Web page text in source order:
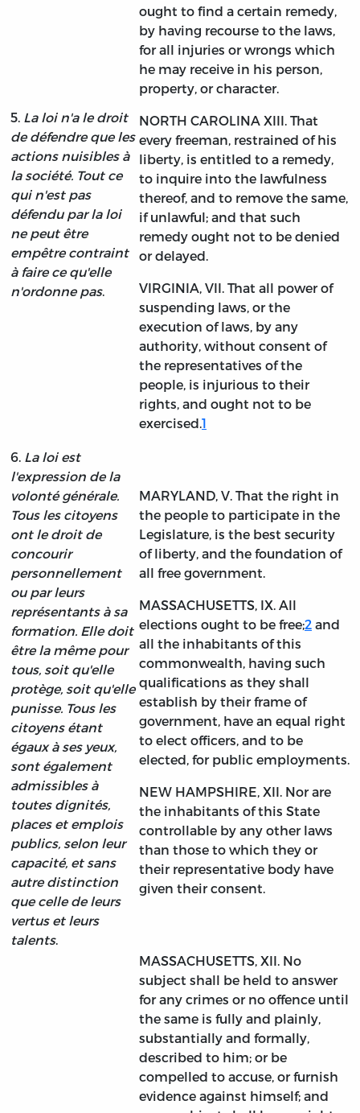
5. La loi n'a le droit
de défendre que les
actions nuisibles à
la société. Tout ce
qui n'est pas
défendu par la loi
ne peut être
empêtre contraint
à faire ce qu'elle
n'ordonne pas.
ought to find a certain remedy,
by having recourse to the laws,
for all injuries or wrongs which
he may receive in his person,
property, or character.
NORTH CAROLINA XIII. That
every freeman, restrained of his
liberty, is entitled to a remedy,
to inquire into the lawfulness
thereof, and to remove the same,
if unlawful; and that such
remedy ought not to be denied
or delayed.
VIRGINIA, VII. That all power of
suspending laws, or the
execution of laws, by any
authority, without consent of
the representatives of the
people, is injurious to their
rights, and ought not to be
exercised. 1
6. La loi est
l'expression de la
volonté générale.
Tous les citoyens
ont le droit de
concourir
personnellement
ou par leurs
représentants à sa
formation. Elle doit
être la même pour
tous, soit qu'elle
protège, soit qu'elle
punisse. Tous les
citoyens étant
égaux à ses yeux,
sont également
admissibles à
toutes dignités,
places et emplois
publics, selon leur
capacité, et sans
autre distinction
que celle de leurs
vertus et leurs
talents.
MARYLAND, V. That the right in
the people to participate in the
Legislature, is the best security
of liberty, and the foundation of
all free government.
MASSACHUSETTS, IX. All
elections ought to be free;2 and
all the inhabitants of this
commonwealth, having such
qualifications as they shall
establish by their frame of
government, have an equal right
to elect officers, and to be
elected, for public employments.
NEW HAMPSHIRE, XII. Nor are
the inhabitants of this State
controllable by any other laws
than those to which they or
their representative body have
given their consent.
MASSACHUSETTS, XII. No
subject shall be held to answer
for any crimes or no offence until
the same is fully and plainly,
substantially and formally,
described to him; or be
compelled to accuse, or furnish
evidence against himself; and